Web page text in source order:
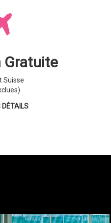
Gratuite
Suisse
DÉTAILS